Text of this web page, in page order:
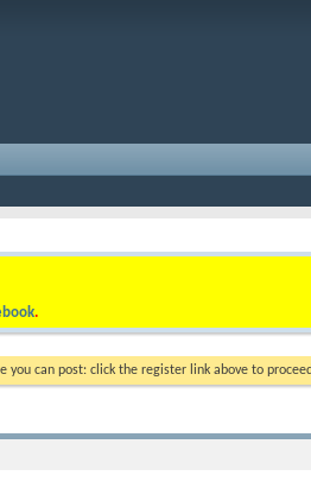
.
you can post: click the register link above to